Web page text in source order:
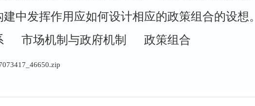
中发挥作用应如何设计相应的政策组合的设想。
市场机制与政府机制 政策组合